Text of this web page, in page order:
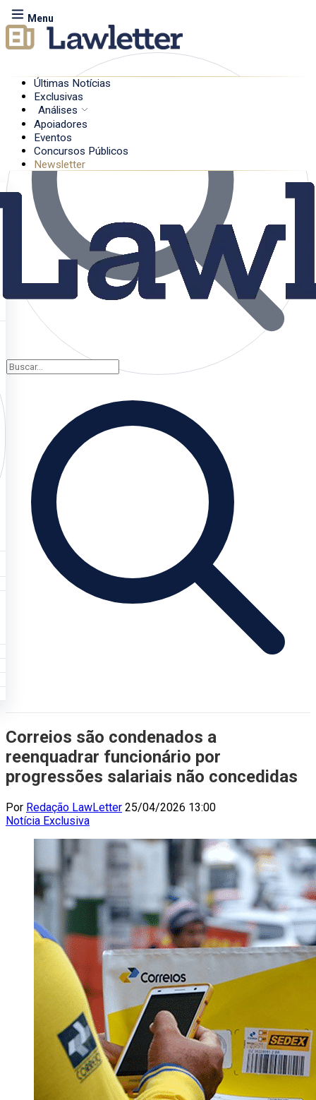
Menu
Últimas Notícias
Exclusivas
Análises
Apoiadores
Eventos
Concursos Públicos
Newsletter
Correios são condenados a
reenquadrar funcionário por
progressões salariais não concedidas
Por Redação LawLetter 25/04/2026 13:00
Notícia Exclusiva